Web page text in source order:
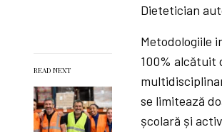
READ NEXT
Dietetician
Metodologiile
100% alcătuit
se limitează
școlară și